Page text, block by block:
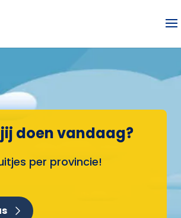
doen vandaag?
per provincie!